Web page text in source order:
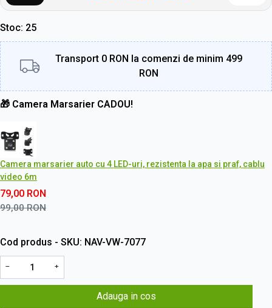
Stoc 25
Transport 0 RON la comenzi de minim 499
RON
🎁 Camera Marsarier CADOU!
Camera marsarier auto cu 4 LED-uri, rezistenta la apa si praf, cablu
video 6m
79,00 RON
99,00RON
Cod produs - SKU NAV-VW-7077
− +
Adauga in cos